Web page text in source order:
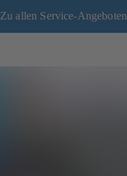
Zu allen Service-Angeboten